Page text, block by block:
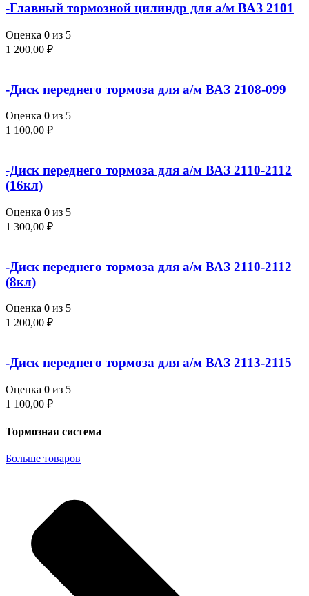
-Главный тормозной цилиндр для а/м ВАЗ 2101
Оценка 0 из 5
1 200,00 ₽
-Диск переднего тормоза для а/м ВАЗ 2108-099
Оценка 0 из 5
1 100,00 ₽
-Диск переднего тормоза для а/м ВАЗ 2110-2112
(16кл)
Оценка 0 из 5
1 300,00 ₽
-Диск переднего тормоза для а/м ВАЗ 2110-2112
(8кл)
Оценка 0 из 5
1 200,00 ₽
-Диск переднего тормоза для а/м ВАЗ 2113-2115
Оценка 0 из 5
1 100,00 ₽
Тормозная система
Больше товаров